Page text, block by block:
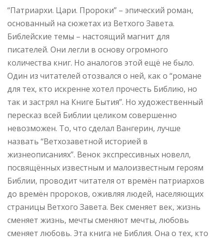
“Патриархи. Цари. Пророки” – эпический роман,
основанный на сюжетах из Ветхого Завета.
Библейские темы – настоящий магнит для
писателей. Они легли в основу огромного
количества книг. Но аналогов этой ещё не было.
Один из читателей отозвался о ней, как о “романе
для тех, кто искренне хотел прочесть Библию, но
так и застрял на Книге Бытия”. Но художественный
пересказ всей Библии целиком совершенно
невозможен. То, что сделал Вангерин, лучше
назвать “Ветхозаветной историей в
жизнеописаниях”. Венок экспрессивных новелл,
посвящённых известным и малоизвестным героям
Библии, проводит читателя от времён патриархов
до времён пророков, оживляя людей, населяющих
страницы Ветхого Завета. Век сменяет век, жизнь
сменяет жизнь, мечты сменяют мечты, любовь
сменяет любовь. Эта книга не Библия. Она о тех, кто